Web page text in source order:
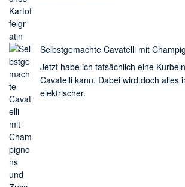
Selbstgemachte Cavatelli mit
Jetzt habe ich tatsächlich eine
Cavatelli kann. Dabei wird doch alles
elektrischer.